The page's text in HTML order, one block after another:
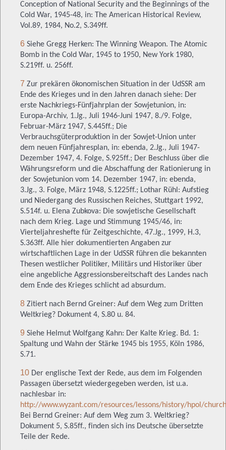
Conception of National Security and the Beginnings of the
Cold War, 1945-48, in: The American Historical Review,
Vol.89, 1984, No.2, S.349ff.
6 Siehe Gregg Herken: The Winning Weapon. The Atomic
Bomb in the Cold War, 1945 to 1950, New York 1980,
S.219ff. u. 256ff.
7 Zur prekären ökonomischen Situation in der UdSSR am
Ende des Krieges und in den Jahren danach siehe: Der
erste Nachkriegs-Fünfjahrplan der Sowjetunion, in:
Europa-Archiv, 1.Jg., Juli 1946-Juni 1947, 8./9. Folge,
Februar-März 1947, S.445ff.; Die
Verbrauchsgüterproduktion in der Sowjet-Union unter
dem neuen Fünfjahresplan, in: ebenda, 2.Jg., Juli 1947-
Dezember 1947, 4. Folge, S.925ff.; Der Beschluss über die
Währungsreform und die Abschaffung der Rationierung in
der Sowjetunion vom 14. Dezember 1947, in: ebenda,
3.Jg., 3. Folge, März 1948, S.1225ff.; Lothar Rühl: Aufstieg
und Niedergang des Russischen Reiches, Stuttgart 1992,
S.514f. u. Elena Zubkova: Die sowjetische Gesellschaft
nach dem Krieg. Lage und Stimmung 1945/46, in:
Vierteljahreshefte für Zeitgeschichte, 47.Jg., 1999, H.3,
S.363ff. Alle hier dokumentierten Angaben zur
wirtschaftlichen Lage in der UdSSR führen die bekannten
Thesen westlicher Politiker, Militärs und Historiker über
eine angebliche Aggressionsbereitschaft des Landes nach
dem Ende des Krieges schlicht ad absurdum.
8 Zitiert nach Bernd Greiner: Auf dem Weg zum Dritten
Weltkrieg? Dokument 4, S.80 u. 84.
9 Siehe Helmut Wolfgang Kahn: Der Kalte Krieg. Bd. 1:
Spaltung und Wahn der Stärke 1945 bis 1955, Köln 1986,
S.71.
10 Der englische Text der Rede, aus dem im Folgenden
Passagen übersetzt wiedergegeben werden, ist u.a.
nachlesbar in:
http://www.wyzant.com/resources/lessons/history/hpol/
Bei Bernd Greiner: Auf dem Weg zum 3. Weltkrieg?
Dokument 5, S.85ff., finden sich ins Deutsche übersetzte
Teile der Rede.